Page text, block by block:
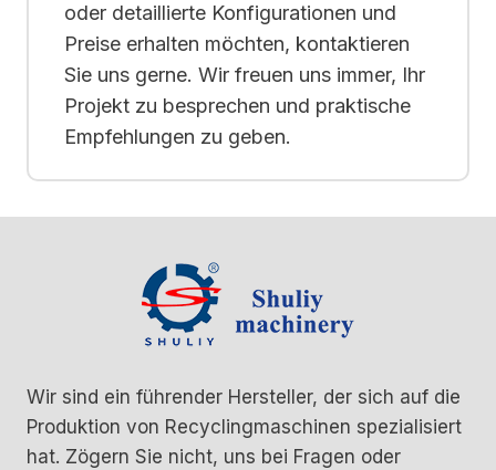
oder detaillierte Konfigurationen und
Preise erhalten möchten, kontaktieren
Sie uns gerne. Wir freuen uns immer, Ihr
Projekt zu besprechen und praktische
Empfehlungen zu geben.
Wir sind ein führender Hersteller, der sich auf die
Produktion von Recyclingmaschinen spezialisiert
hat. Zögern Sie nicht, uns bei Fragen oder